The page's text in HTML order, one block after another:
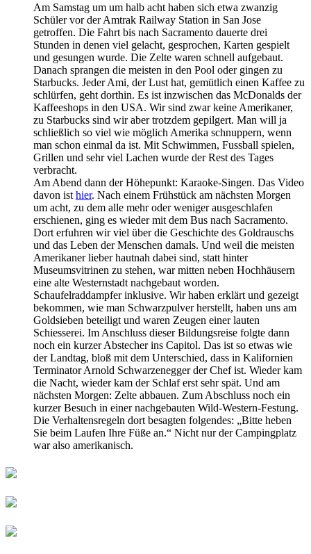
Am Samstag um um halb acht haben sich etwa zwanzig
Schüler vor der Amtrak Railway Station in San Jose
getroffen. Die Fahrt bis nach Sacramento dauerte drei
Stunden in denen viel gelacht, gesprochen, Karten gespielt
und gesungen wurde. Die Zelte waren schnell aufgebaut.
Danach sprangen die meisten in den Pool oder gingen zu
Starbucks. Jeder Ami, der Lust hat, gemütlich einen Kaffee zu
schlürfen, geht dorthin. Es ist inzwischen das McDonalds der
Kaffeeshops in den USA. Wir sind zwar keine Amerikaner,
zu Starbucks sind wir aber trotzdem gepilgert. Man will ja
schließlich so viel wie möglich Amerika schnuppern, wenn
man schon einmal da ist. Mit Schwimmen, Fussball spielen,
Grillen und sehr viel Lachen wurde der Rest des Tages
verbracht.
Am Abend dann der Höhepunkt: Karaoke-Singen. Das Video
davon ist hier. Nach einem Frühstück am nächsten Morgen
um acht, zu dem alle mehr oder weniger ausgeschlafen
erschienen, ging es wieder mit dem Bus nach Sacramento.
Dort erfuhren wir viel über die Geschichte des Goldrauschs
und das Leben der Menschen damals. Und weil die meisten
Amerikaner lieber hautnah dabei sind, statt hinter
Museumsvitrinen zu stehen, war mitten neben Hochhäusern
eine alte Westernstadt nachgebaut worden.
Schaufelraddampfer inklusive. Wir haben erklärt und gezeigt
bekommen, wie man Schwarzpulver herstellt, haben uns am
Goldsieben beteiligt und waren Zeugen einer lauten
Schiesserei. Im Anschluss dieser Bildungsreise folgte dann
noch ein kurzer Abstecher ins Capitol. Das ist so etwas wie
der Landtag, bloß mit dem Unterschied, dass in Kalifornien
Terminator Arnold Schwarzenegger der Chef ist. Wieder kam
die Nacht, wieder kam der Schlaf erst sehr spät. Und am
nächsten Morgen: Zelte abbauen. Zum Abschluss noch ein
kurzer Besuch in einer nachgebauten Wild-Western-Festung.
Die Verhaltensregeln dort besagten folgendes: „Bitte heben
Sie beim Laufen Ihre Füße an.“ Nicht nur der Campingplatz
war also amerikanisch.